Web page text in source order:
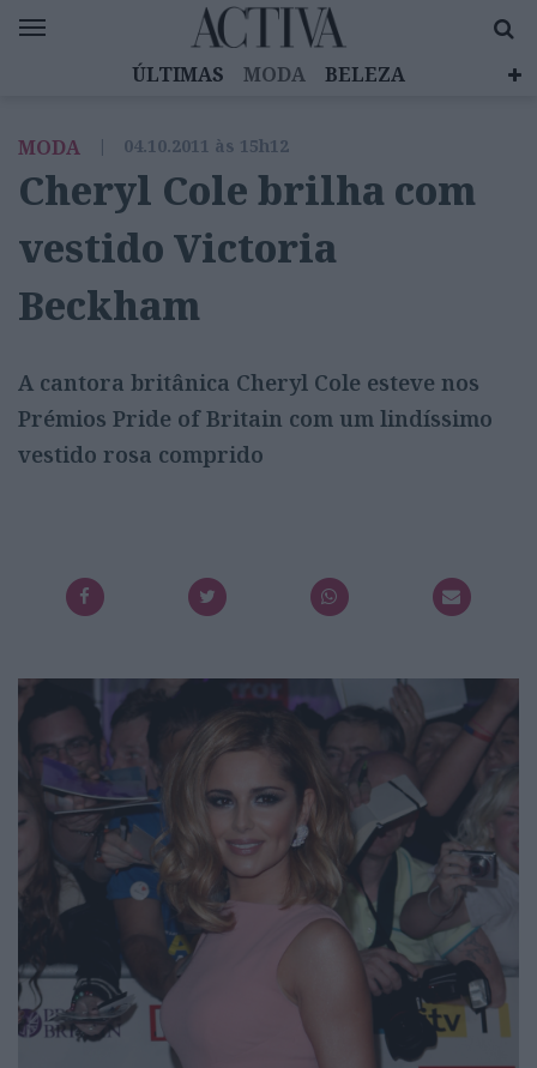
ÚLTIMAS MODA
BELEZA
EMOÇÕES
MULHERES INSPIRADORAS
DIZ QUEM SABE
ACTIVA BRAND STUDIO
MODA | 04.10.2011 às 15h12
Cheryl Cole brilha com
vestido Victoria
Beckham
A cantora britânica Cheryl Cole esteve nos
Prémios Pride of Britain com um lindíssimo
vestido rosa comprido